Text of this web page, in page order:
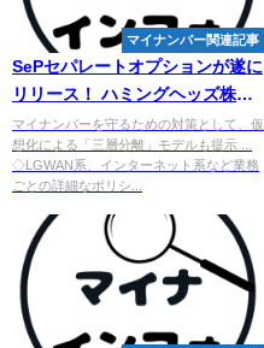
マイナンバー関連記事
SePセパレートオプションが遂に
リリース！ ハミングヘッズ株式
会社 - PR TIMES
マイナンバーを守るための対策として、仮
想化による「三層分離」モデルも提示 ...
◇LGWAN系、インターネット系など業務
ごとの詳細なポリシ...